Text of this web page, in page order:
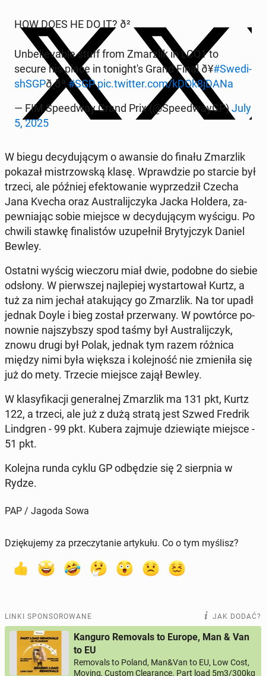
HOW DOES HE DO IT? ð²
Unbe­lie­va­ble stuff from Zmar­z­lik in LCQ1 to
secure his place in to­ni­gh­t's Grand Final ð¥#Swe­di­
shSGPð¸ðª #SGPpic.twitter.com/kDOk8jDANa
— FIM Spe­edway Grand Prix (@Spe­edwayGP)July
5, 2025
W biegu de­cy­du­ją­cym o awansie do finału Zmar­z­lik
pokazał mi­strzow­ską klasę. Wpraw­dzie po starcie był
trzeci, ale później efek­to­wa­nie wy­prze­dził Czecha
Jana Kvecha oraz Au­stra­lij­czy­ka Jacka Holdera, za­
pew­nia­jąc sobie miejsce w de­cy­du­ją­cym wyścigu. Po
chwili stawkę fi­na­li­stów uzu­peł­nił Bry­tyj­czyk Daniel
Bewley.
Ostatni wyścig wie­czo­ru miał dwie, podobne do siebie
odsłony. W pierw­szej naj­le­piej wy­star­to­wał Kurtz, a
tuż za nim jechał ata­ku­ją­cy go Zmar­z­lik. Na tor upadł
jednak Doyle i bieg został prze­rwa­ny. W po­wtór­ce po­
now­nie naj­szyb­szy spod taśmy był Au­stra­lij­czyk,
znowu drugi był Polak, jednak tym razem różnica
między nimi była większa i ko­lej­ność nie zmie­ni­ła się
już do mety. Trzecie miejsce zajął Bewley.
W kla­sy­fi­ka­cji ge­ne­ral­nej Zmar­z­lik ma 131 pkt, Kurtz
122, a trzeci, ale już z dużą stratą jest Szwed Fredrik
Lind­gren - 99 pkt. Kubera zajmuje dzie­wią­te miejsce -
51 pkt.
Kolejna runda cyklu GP od­bę­dzie się 2 sierp­nia w
Rydze.
PAP / Jagoda Sowa
Dziękujemy za przeczytanie artykułu. Co o tym myślisz?
LINKI SPONSOROWANE JAK DODAĆ?
Kanguro Removals to Europe, Man & Van
to EU
Removals to Poland, Man&Van to EU, Low Cost,
Moving, Custom Clearance. Part load 5m3/300kg